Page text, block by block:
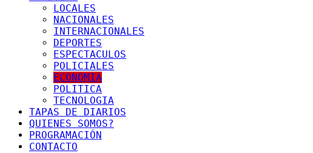
LOCALES
NACIONALES
INTERNACIONALES
DEPORTES
ESPECTACULOS
POLICIALES
ECONOMIA
POLITICA
TECNOLOGIA
TAPAS DE DIARIOS
QUIENES SOMOS?
PROGRAMACIÓN
CONTACTO